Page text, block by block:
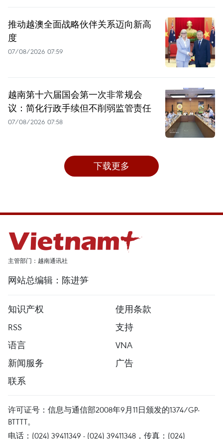
推动越澳全面战略伙伴关系迈向新高
度
07/08/2026 07:59
越南第十六届国会第一次非常规会
议：简化行政手续但不削弱监管责任
07/08/2026 07:58
下载更多
主管部门：越南通讯社
网站总编辑：陈进笋
知识产权
使用条款
RSS
支持
语言
VNA
新闻服务
广告
联系
许可证号：信息与通信部2008年9月11日颁发的1374/GP-
BTTTT。
电话：(024) 39411349 - (024) 39411348，传真：(024)